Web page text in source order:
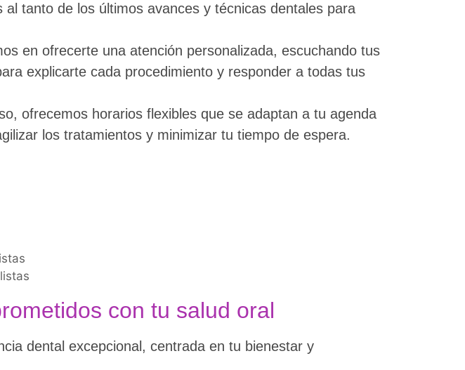
tanto de los últimos avances y técnicas dentales para
en ofrecerte una atención personalizada, escuchando tus
explicarte cada procedimiento y responder a todas tus
ofrecemos horarios flexibles que se adaptan a tu agenda
los tratamientos y minimizar tu tiempo de espera.
con tu salud oral
dental excepcional, centrada en tu bienestar y